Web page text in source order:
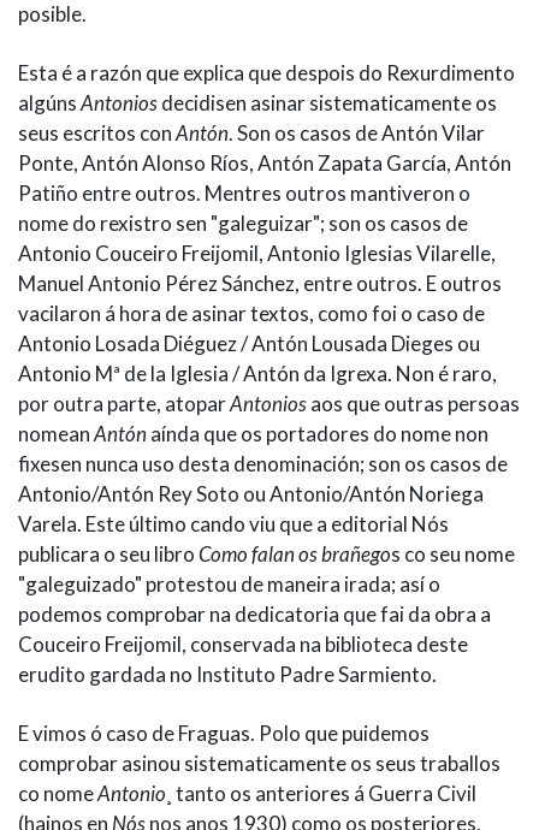
posible.
Esta é a razón que explica que despois do Rexurdimento
algúnsAntoniosdecidisen asinar sistematicamente os
seus escritos conAntón. Son os casos de Antón Vilar
Ponte, Antón Alonso Ríos, Antón Zapata García, Antón
Patiño entre outros. Mentres outros mantiveron o
nome do rexistro sen "galeguizar"; son os casos de
Antonio Couceiro Freijomil, Antonio Iglesias Vilarelle,
Manuel Antonio Pérez Sánchez, entre outros. E outros
vacilaron á hora de asinar textos, como foi o caso de
Antonio Losada Diéguez / Antón Lousada Dieges ou
Antonio Mª de la Iglesia / Antón da Igrexa. Non é raro,
por outra parte, atoparAntoniosaos que outras persoas
nomeanAntónaínda que os portadores do nome non
fixesen nunca uso desta denominación; son os casos de
Antonio/Antón Rey Soto ou Antonio/Antón Noriega
Varela. Este último cando viu que a editorial Nós
publicara o seu libroComo falan os brañegos co seu nome
"galeguizado" protestou de maneira irada; así o
podemos comprobar na dedicatoria que fai da obra a
Couceiro Freijomil, conservada na biblioteca deste
erudito gardada no Instituto Padre Sarmiento.
E vimos ó caso de Fraguas. Polo que puidemos
comprobar asinou sistematicamente os seus traballos
co nomeAntonio ¸ tanto os anteriores á Guerra Civil
(hainos en Nósnos anos 1930) como os posteriores.